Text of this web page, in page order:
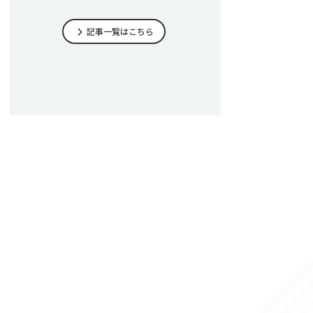
記事一覧はこちら